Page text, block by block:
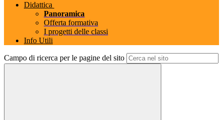
Didattica
Panoramica
Offerta formativa
I progetti delle classi
Info Utili
Campo di ricerca per le pagine del sito